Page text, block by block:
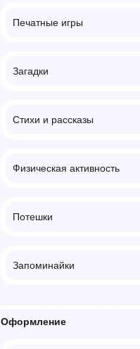
Печатные игры
Загадки
Стихи и рассказы
Физическая активность
Потешки
Запоминайки
Оформление